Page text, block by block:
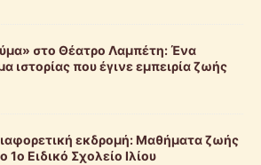
στο Θέατρο Λαμπέτη: Ένα
ιστορίας που έγινε εμπειρία ζωής
εκδρομή: Μαθήματα ζωής
1ο Ειδικό Σχολείο Ιλίου